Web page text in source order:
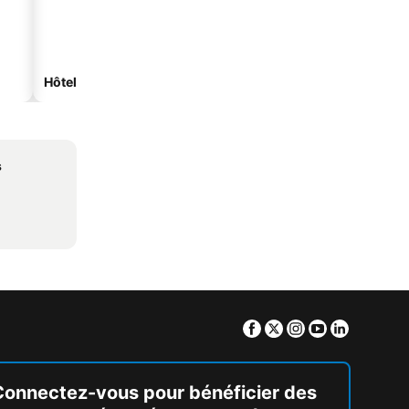
Hôtels spa
Facebook
TwitterInstagram
Youtube
vous pour bénéficier des